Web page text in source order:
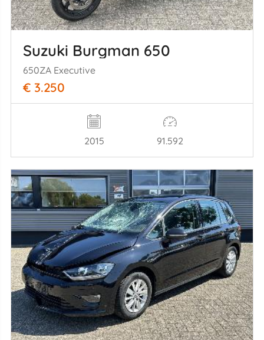
Suzuki Burgman 650
650ZA Executive
€ 3.250
2015 91.592